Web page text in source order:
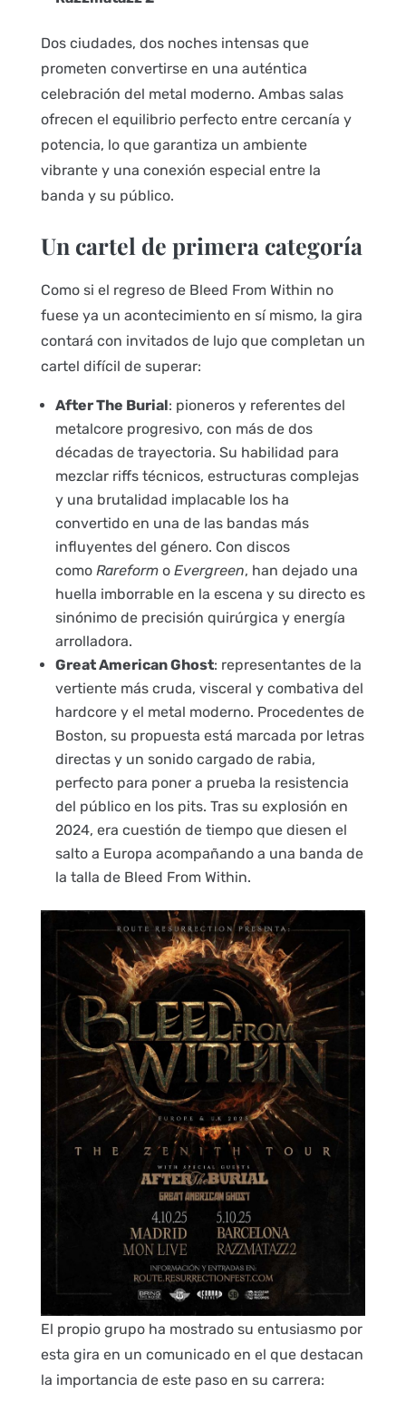
Dos ciudades, dos noches intensas que
prometen convertirse en una auténtica
celebración del metal moderno. Ambas salas
ofrecen el equilibrio perfecto entre cercanía y
potencia, lo que garantiza un ambiente
vibrante y una conexión especial entre la
banda y su público.
Un cartel de primera categoría
Como si el regreso de Bleed From Within no
fuese ya un acontecimiento en sí mismo, la gira
contará con invitados de lujo que completan un
cartel difícil de superar:
After The Burial: pioneros y referentes del
metalcore progresivo, con más de dos
décadas de trayectoria. Su habilidad para
mezclar riffs técnicos, estructuras complejas
y una brutalidad implacable los ha
convertido en una de las bandas más
influyentes del género. Con discos
como Rareformo Evergreen, han dejado una
huella imborrable en la escena y su directo es
sinónimo de precisión quirúrgica y energía
arrolladora.
Great American Ghost: representantes de la
vertiente más cruda, visceral y combativa del
hardcore y el metal moderno. Procedentes de
Boston, su propuesta está marcada por letras
directas y un sonido cargado de rabia,
perfecto para poner a prueba la resistencia
del público en los pits. Tras su explosión en
2024, era cuestión de tiempo que diesen el
salto a Europa acompañando a una banda de
la talla de Bleed From Within.
El propio grupo ha mostrado su entusiasmo por
esta gira en un comunicado en el que destacan
la importancia de este paso en su carrera: